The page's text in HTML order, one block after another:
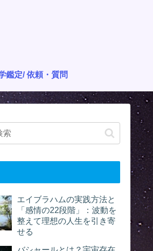
鑑定/ 依頼・質問
エイブラハムの実践方法と
「感情の22段階」：波動を
整えて理想の人生を引き寄
せる